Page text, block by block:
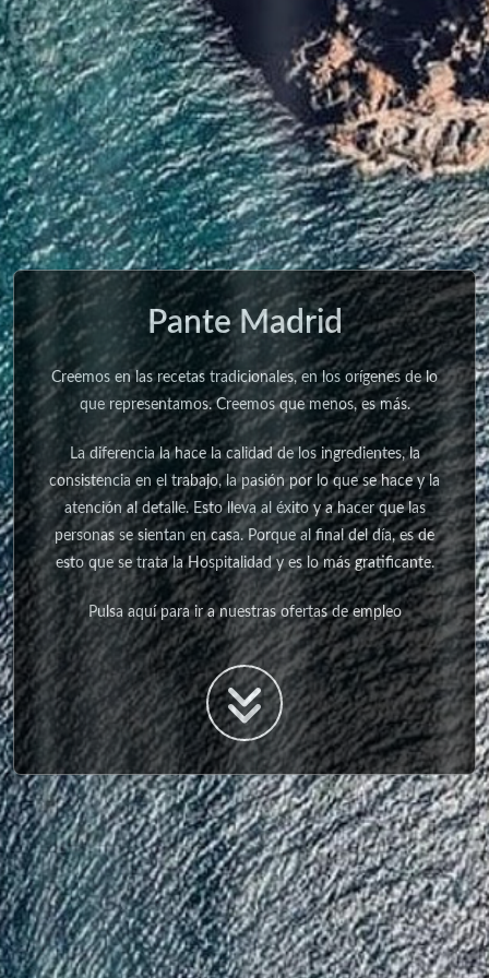
Pante Madrid
Creemos en las recetas tradicionales, en los orígenes de lo
que representamos. Creemos que menos, es más.
La diferencia la hace la calidad de los ingredientes, la
consistencia en el trabajo, la pasión por lo que se hace y la
atención al detalle. Esto lleva al éxito y a hacer que las
personas se sientan en casa. Porque al final del día, es de
esto que se trata la Hospitalidad y es lo más gratificante.
Pulsa aquí para ir a nuestras ofertas de empleo